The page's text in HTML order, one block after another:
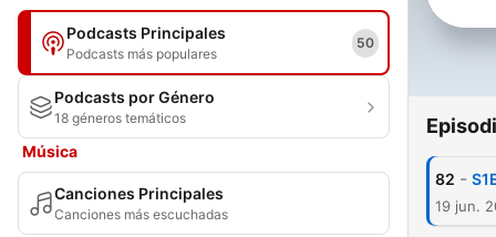
Podcasts Principales
Podcasts más populares
50
Podcasts por Género
18 géneros temáticos
Música
Canciones Principales
Canciones más escuchadas
82 -
19 jun.